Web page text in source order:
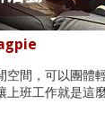
空間，可以團體
上班工作就是這